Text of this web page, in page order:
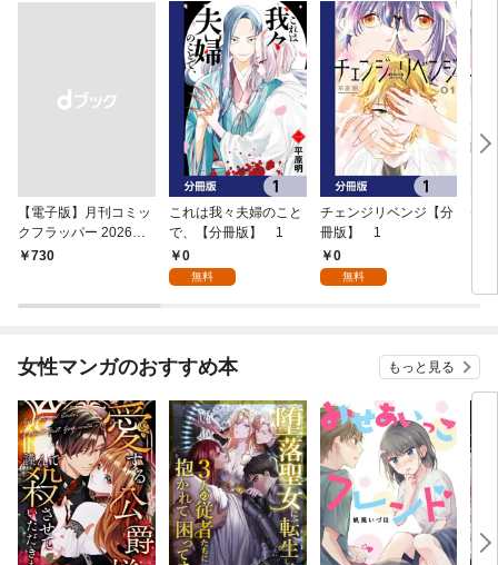
【電子版】月刊コミッ
クフラッパー 2026年9
月号
￥730
これは我々夫婦のこと
で、【分冊版】 1
0
無料
チェンジリベンジ【分
冊版】 1
0
無料
チ
女性マンガのおすすめ本 もっと見る